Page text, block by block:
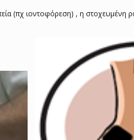
(πχ ιοντοφόρεση) , η στοχευμένη